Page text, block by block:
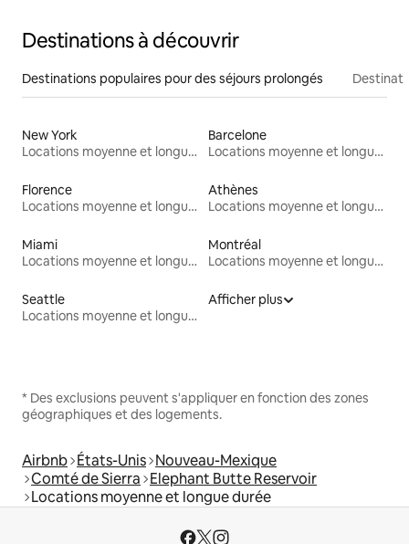
Destinations à découvrir
Destinations populaires pour des séjours prolongés
New York
Locations moyenne et longue durée
Barcelone
Locations moyenne et longue durée
Florence
Locations moyenne et longue durée
Athènes
Locations moyenne et longue durée
Miami
Locations moyenne et longue durée
Montréal
Locations moyenne et longue durée
Seattle
Locations moyenne et longue durée
Afficher plus
* Des exclusions peuvent s'appliquer en fonction des zones
géographiques et des logements.
Airbnb États-Unis Nouveau-Mexique
Comté de Sierra Elephant Butte Reservoir
Locations moyenne et longue durée